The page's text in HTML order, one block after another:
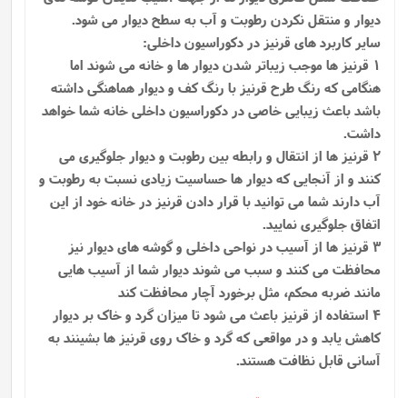
دیوار و منتقل نکردن رطوبت و آب به سطح دیوار می‌ شود.
سایر کاربرد های قرنیز در دکوراسیون داخلی:
1 قرنیز ها موجب زیباتر شدن دیوار ها و خانه می شوند اما
هنگامی که رنگ طرح قرنیز با رنگ کف و دیوار هماهنگی داشته
باشد باعث زیبایی خاصی در دکوراسیون داخلی خانه شما خواهد
داشت.
2 قرنیز ها از انتقال و رابطه بین رطوبت و دیوار جلوگیری می
کنند و از آنجایی که دیوار ها حساسیت زیادی نسبت به رطوبت و
آب دارند شما می توانید با قرار دادن قرنیز در خانه خود از این
اتفاق جلوگیری نمایید.
3 قرنیز ها از آسیب در نواحی داخلی و گوشه های دیوار نیز
محافظت می کنند و سبب می شوند دیوار شما از آسیب هایی
مانند ضربه محکم، مثل برخورد آچار محافظت کند
4 استفاده از قرنیز باعث می شود تا میزان گرد و خاک بر دیوار
کاهش یابد و در مواقعی که گرد و خاک روی قرنیز ها بشینند به
آسانی قابل نظافت هستند.